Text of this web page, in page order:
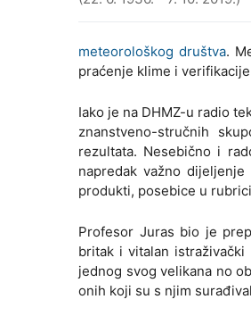
meteorološkog društva.
praćenje klime i
Iako je na DHMZ-u radio
znanstveno-stručnih
rezultata. Nesebično i
napredak važno
produkti, posebice u rubrici
Profesor Juras bio je
britak i vitalan
jednog svog velikana no
onih koji su s njim